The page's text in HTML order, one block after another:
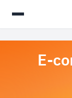
E-